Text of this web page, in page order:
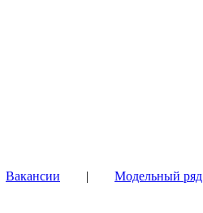
Вакансии | Модельный ряд